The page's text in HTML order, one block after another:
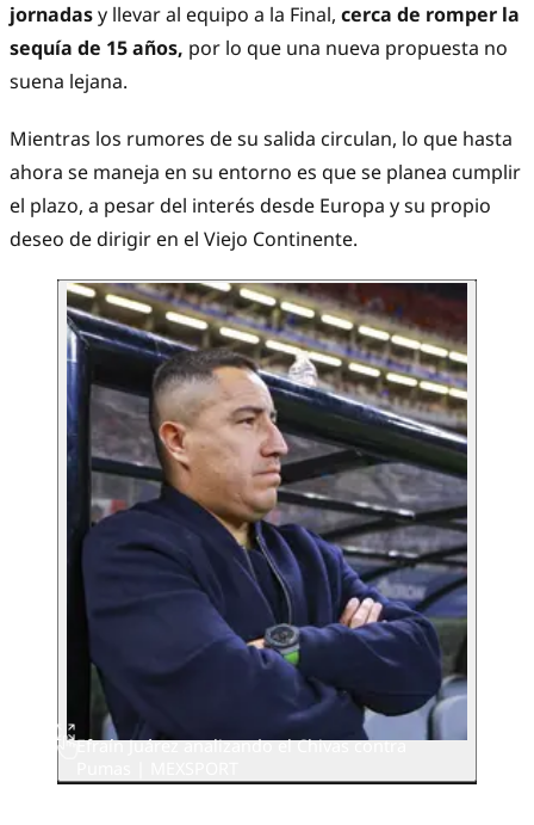
jornadasy llevar al equipo a la Final, cerca de romper la
sequía de 15 años, por lo que una nueva propuesta no
suena lejana.
Mientras los rumores de su salida circulan, lo que hasta
ahora se maneja en su entorno es que se planea cumplir
el plazo, a pesar del interés desde Europa y su propio
deseo de dirigir en el Viejo Continente.
Efraín Juárez analizando el Chivas contra